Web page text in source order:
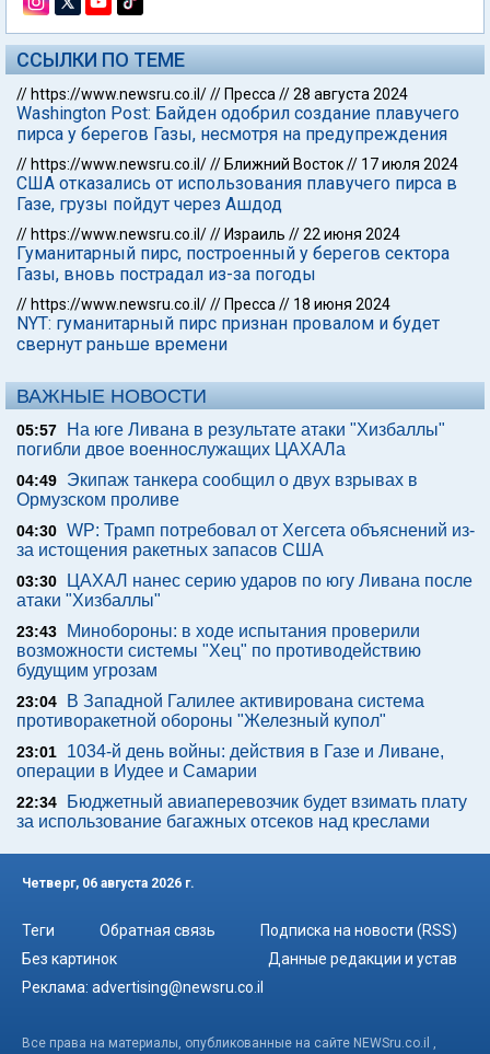
ССЫЛКИ ПО ТЕМЕ
// https://www.newsru.co.il/// Пресса //28 августа 2024
Washington Post: Байден одобрил создание плавучего
пирса у берегов Газы, несмотря на предупреждения
// https://www.newsru.co.il/// Ближний Восток// 17 июля 2024
США отказались от использования плавучего пирса в
Газе, грузы пойдут через Ашдод
// https://www.newsru.co.il/// Израиль //22 июня 2024
Гуманитарный пирс, построенный у берегов сектора
Газы, вновь пострадал из-за погоды
// https://www.newsru.co.il/// Пресса // 18 июня 2024
NYT: гуманитарный пирс признан провалом и будет
свернут раньше времени
ВАЖНЫЕ НОВОСТИ
05:57
На юге Ливана в результате атаки "Хизбаллы"
погибли двое военнослужащих ЦАХАЛа
04:49
Экипаж танкера сообщил о двух взрывах в
Ормузском проливе
04:30 WP: Трамп потребовал от Хегсета объяснений из-
за истощения ракетных запасов США
03:30
ЦАХАЛ нанес серию ударов по югу Ливана после
атаки "Хизбаллы"
23:43
Минобороны: в ходе испытания проверили
возможности системы "Хец" по противодействию
будущим угрозам
23:04
В Западной Галилее активирована система
противоракетной обороны "Железный купол"
23:01
1034-й день войны: действия в Газе и Ливане,
операции в Иудее и Самарии
22:34
Бюджетный авиаперевозчик будет взимать плату
за использование багажных отсеков над креслами
Четверг, 06 августа 2026 г.
Теги Обратная связь
Подписка на новости (RSS)
Без картинок
Данные редакции и устав
Реклама: advertising@newsru.co.il
Все права на материалы, опубликованные на сайте NEWSru.co.il ,